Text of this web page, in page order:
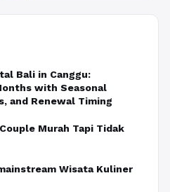
Bali in Canggu:
with Seasonal
and Renewal Timing
Murah Tapi Tidak
Wisata Kuliner